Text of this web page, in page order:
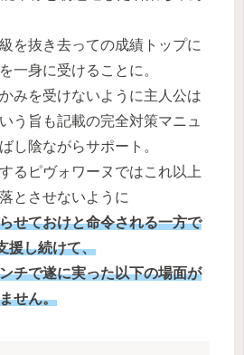
を抜き去っての成績トップに
一身に受けることに。
みを受けないように主人公は
う旨も記載の完全対策マニュ
し陰ながらサポート。
るピヴォワーヌではこれ以上
とさせないように
せておけと命令される一方で
援し続けて、
チで遂に実った以下の場面が
せん。